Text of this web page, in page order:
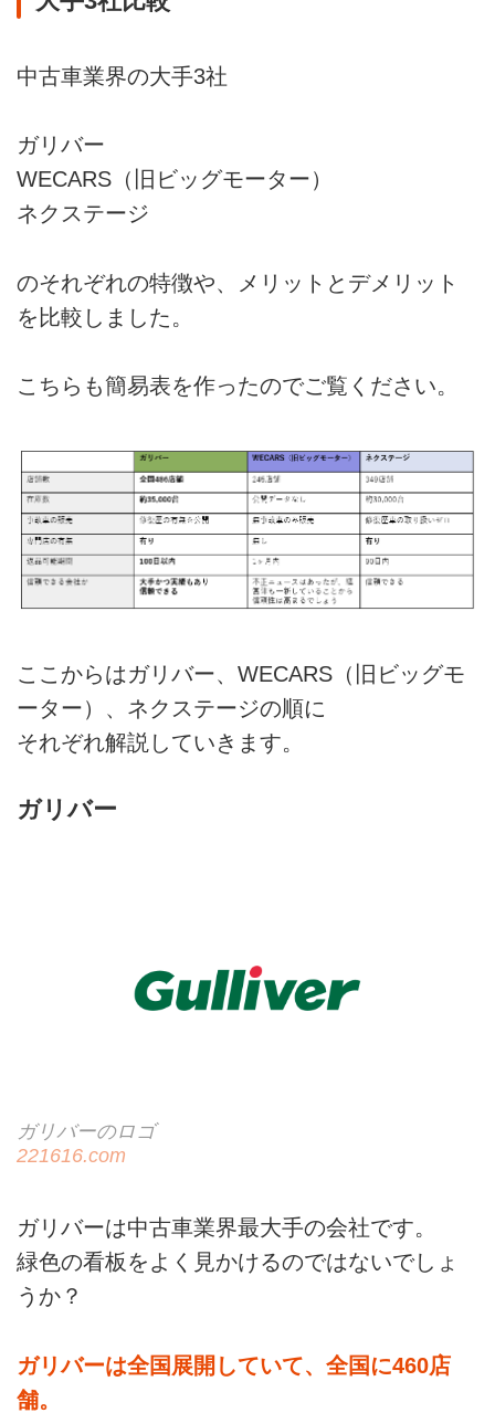
中古車業界の大手3社
ガリバー
WECARS（旧ビッグモーター）
ネクステージ
のそれぞれの特徴や、メリットとデメリット
を比較しました。
こちらも簡易表を作ったのでご覧ください。
ここからはガリバー、WECARS（旧ビッグモ
ーター）、ネクステージの順に
それぞれ解説していきます。
ガリバー
ガリバーのロゴ
221616.com
ガリバーは中古車業界最大手の会社です。
緑色の看板をよく見かけるのではないでしょ
うか？
ガリバーは全国展開していて、全国に460店
舗。